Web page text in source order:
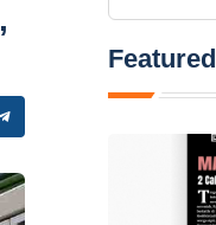
Featured